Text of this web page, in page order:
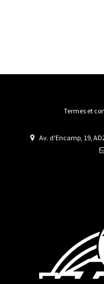
Termes et
Av. d'Encamp, 19,